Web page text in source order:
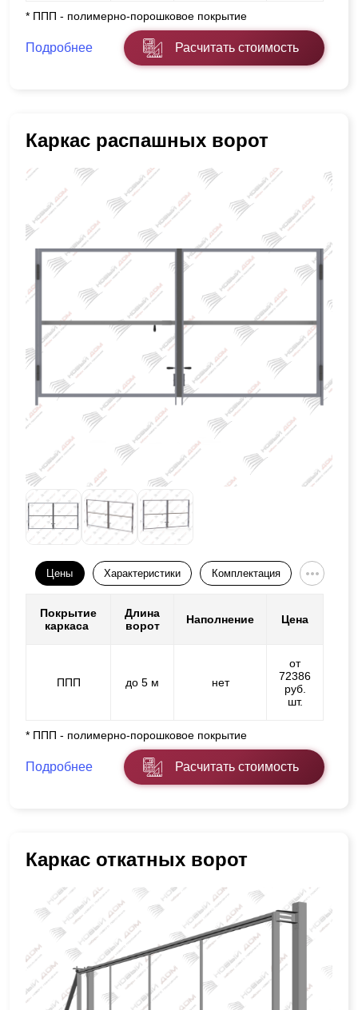
* ППП - полимерно-порошковое покрытие
Подробнее Расчитать стоимость
Каркас распашных ворот
Цены Характеристики Комплектация
Покрытие
каркаса
Длина
ворот
Наполнение Цена
ППП до 5 м нет
от
72386
руб.
шт.
* ППП - полимерно-порошковое покрытие
Подробнее Расчитать стоимость
Каркас откатных ворот